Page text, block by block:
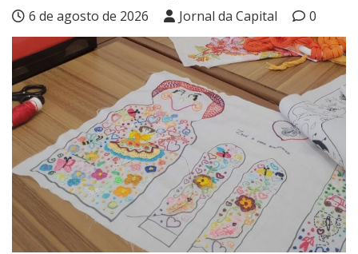
6 de agosto de 2026 Jornal da Capital 0